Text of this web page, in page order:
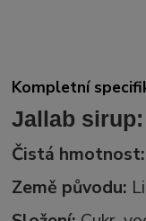
Kompletní
Jallab sirup:
Čistá hmotnost:
Země původu: